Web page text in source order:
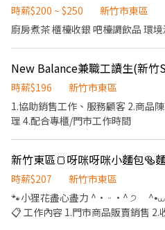
時薪$200 ~ $250
新竹市東區
廚房煮茶 櫃檯收銀 吧檯調飲品 環
時薪$196
新竹市東區
1.協助銷售工作、服務顧客 2.商品
理 4.配合專櫃/門市工作時間
時薪$207
新竹市東區
🐾小狸花盡心盡力 ^• ᵕ •^ ੭ ^⦁⩊⦁^ ੭為你的工作卯足全力🐈‍⬛
📋 工作內容 1.門市商品販賣銷售 2.